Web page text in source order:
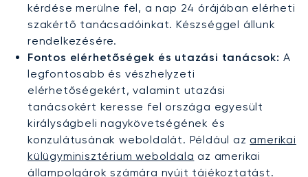
kérdése merülne fel, a nap 24 órájában elérheti
szakértő tanácsadóinkat. Készséggel állunk
rendelkezésére.
Fontos elérhetőségek és utazási tanácsok: A
legfontosabb és vészhelyzeti
elérhetőségekért, valamint utazási
tanácsokért keresse fel országa egyesült
királyságbeli nagykövetségének és
konzulátusának weboldalát. Például az amerikai
külügyminisztérium weboldala az amerikai
állampolgárok számára nyújt tájékoztatást.